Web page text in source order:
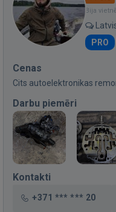
Bija
PRO
Cenas
Cits autoelektronikas
Darbu piemēri
Kontakti
+371 *** *** 20